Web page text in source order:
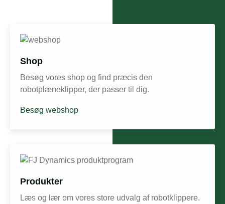
Shop
Besøg vores shop og find præcis den
robotplæneklipper, der passer til dig.
Besøg webshop
Produkter
Læs og lær om vores store udvalg af robotklippere.